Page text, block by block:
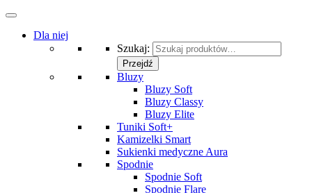
Dla niej
Szukaj:
Przejdź
Bluzy
Bluzy Soft
Bluzy Classy
Bluzy Elite
Tuniki Soft+
Kamizelki Smart
Sukienki medyczne Aura
Spodnie
Spodnie Soft
Spodnie Flare